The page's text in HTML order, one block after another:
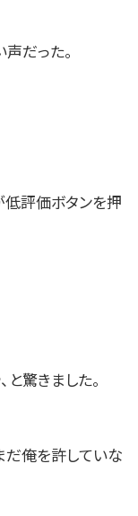
だった。
評価ボタンを押
驚きました。
だ俺を許していな